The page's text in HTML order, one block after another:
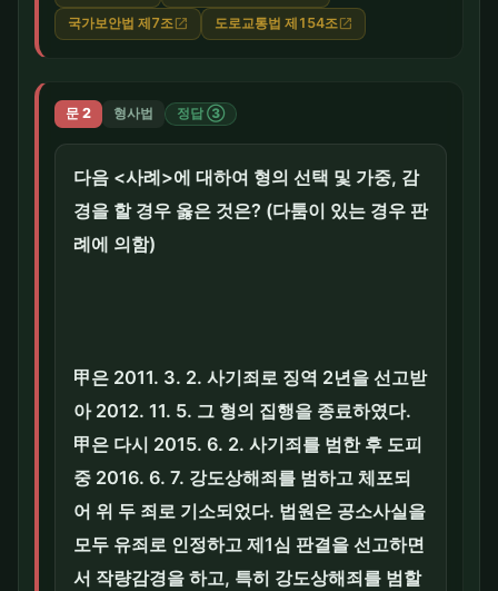
국가보안법 제7조 open_in_new 도로교통법 제154조 open_in_new
문 2 형사법 정답 ③
다음 <사례>에 대하여 형의 선택 및 가중, 감
경을 할 경우 옳은 것은? (다툼이 있는 경우 판
례에 의함)
甲은 2011. 3. 2. 사기죄로 징역 2년을 선고받
아 2012. 11. 5. 그 형의 집행을 종료하였다.
甲은 다시 2015. 6. 2. 사기죄를 범한 후 도피
중 2016. 6. 7. 강도상해죄를 범하고 체포되
어 위 두 죄로 기소되었다. 법원은 공소사실을
모두 유죄로 인정하고 제1심 판결을 선고하면
서 작량감경을 하고, 특히 강도상해죄를 범할